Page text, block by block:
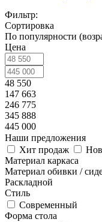
Фильтр:
Сортировка
По популярности
Цена
48 550
147 663
246 775
345 888
445 000
Наши предложения
Хит продаж
Материал каркаса
Материал обивки /
Раскладной
Стиль
Современный
Форма стола